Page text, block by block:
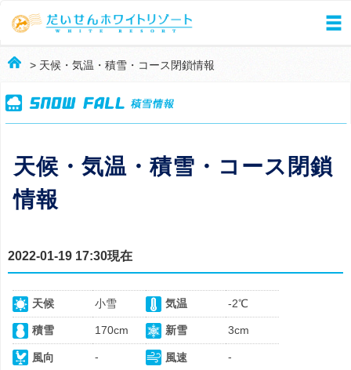
> 天候・気温・積雪・コース閉鎖情報
天候・気温・積雪・コース閉鎖
情報
2022-01-19 17:30現在
天候 小雪 気温 -2℃
積雪 170cm 新雪 3cm
風向 - 風速 -